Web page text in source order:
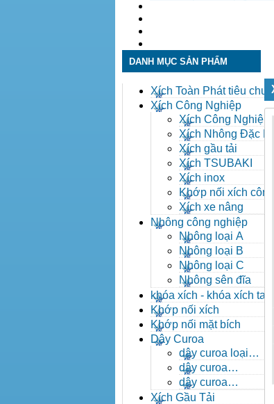
DANH MỤC SẢN PHẨM
Xích Toàn Phát tiêu
ANSI
Xích Công Nghiệp
Xích Công Nghiệp
Xich Cong Nghiep
Xích Nhông Đặc
Xích gầu tải
Xích TSUBAKI
Xích inox
Khớp nối xích công
nghiệp
Xích xe nâng
Nhông công nghiệp
Nhông loại A
Nhông loại B
Nhông loại C
Nhông sên đĩa
khóa xích - khóa xích tai
- khóa xích công nghiệp
Khớp nối xích
Khớp nối mặt bích
Dây Curoa
dây curoa loại
A,B,C,D,E
dây curoa
SPZ,SPA,SPB,SPC
dây curoa
XPZ,XPA,XPB,XPC
Xích Gầu Tải